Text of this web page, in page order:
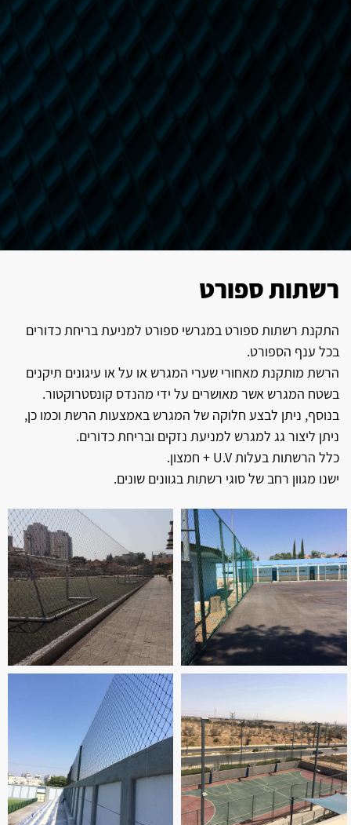
רשתות ספורט
התקנת רשתות ספורט במגרשי ספורט למניעת בריחת כדורים
בכל ענף הספורט.
הרשת מותקנת מאחורי שערי המגרש או על או עיגונים תיקנים
בשטח המגרש אשר מאושרים על ידי מהנדס קונסטרוקטור.
בנוסף, ניתן לבצע חלוקה של המגרש באמצעות הרשת וכמו כן,
ניתן ליצור גג למגרש למניעת נזקים ובריחת כדורים.
כלל הרשתות בעלות U.V + חמצון.
ישנו מגוון רחב של סוגי רשתות בגוונים שונים.